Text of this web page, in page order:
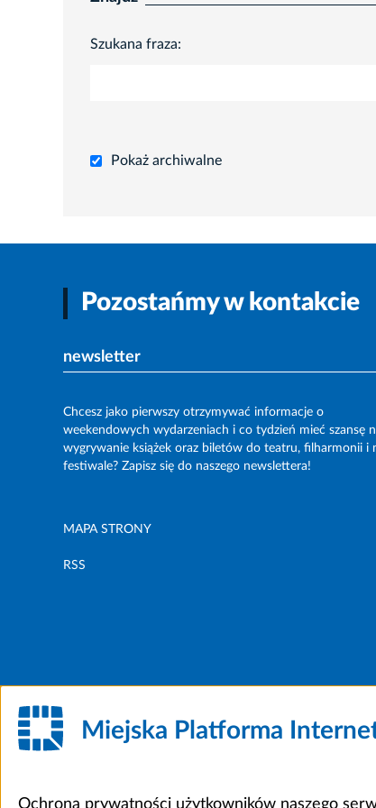
Szukana fraza:
Pokaż archiwalne
Pozostańmy w kontakcie
newsletter
Chcesz jako pierwszy otrzymywać informacje o
weekendowych wydarzeniach i co tydzień mieć szansę
wygrywanie książek oraz biletów do teatru, filharmonii i
festiwale? Zapisz się do naszego newslettera!
MAPA STRONY
RSS
Miejska Platforma
Ochrona prywatności użytkowników naszego